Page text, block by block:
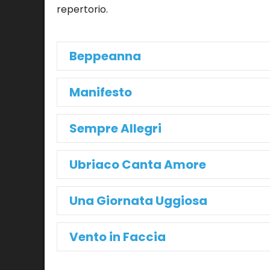
repertorio.
Beppeanna
Manifesto
Sempre Allegri
Ubriaco Canta Amore
Una Giornata Uggiosa
Vento in Faccia